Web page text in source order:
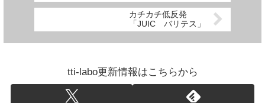
カチカチ低反発
「JUIC バリテス」
tti-labo更新情報はこちらから